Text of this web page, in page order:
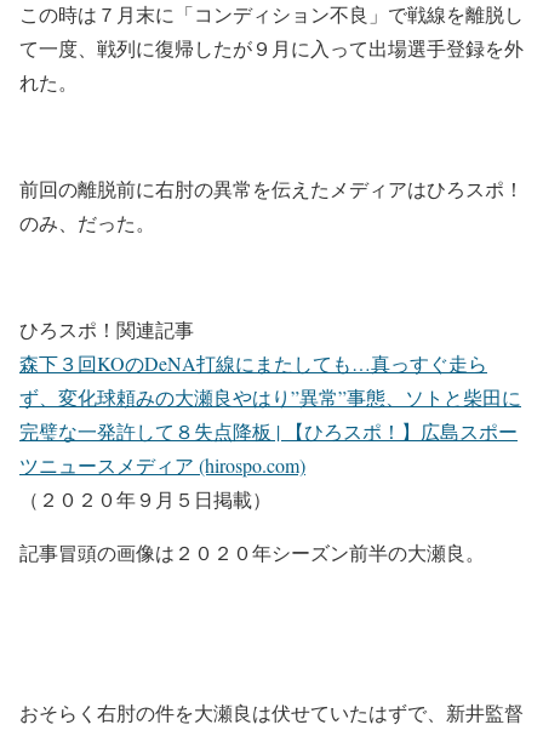
この時は７月末に「コンディション不良」で戦線を離脱し
て一度、戦列に復帰したが９月に入って出場選手登録を外
れた。
前回の離脱前に右肘の異常を伝えたメディアはひろスポ！
のみ、だった。
ひろスポ！関連記事
森下３回KOのDeNA打線にまたしても…真っすぐ走ら
ず、変化球頼みの大瀬良やはり”異常”事態、ソトと柴田に
完璧な一発許して８失点降板 | 【ひろスポ！】広島スポー
ツニュースメディア (hirospo.com)
（２０２０年９月５日掲載）
記事冒頭の画像は２０２０年シーズン前半の大瀬良。
おそらく右肘の件を大瀬良は伏せていたはずで、新井監督